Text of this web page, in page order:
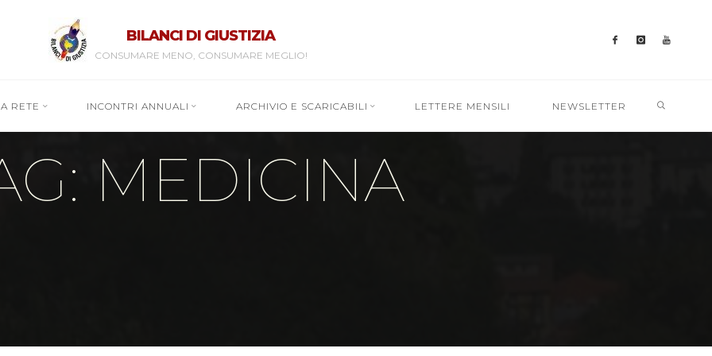
BILANCI DI GIUSTIZIA
CONSUMARE MENO, CONSUMARE MEGLIO!
RETE INCONTRI ANNUALI ARCHIVIO E SCARICABILI LETTERE MENSILI NEWSLETTER
MEDICINA